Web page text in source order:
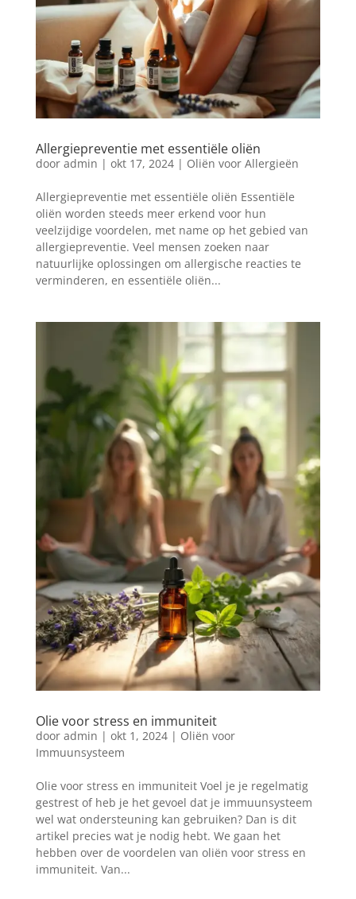
Allergiepreventie met essentiële oliën
door admin | okt 17, 2024| Oliën voor Allergieën
Allergiepreventie met essentiële oliën Essentiële
oliën worden steeds meer erkend voor hun
veelzijdige voordelen, met name op het gebied van
allergiepreventie. Veel mensen zoeken naar
natuurlijke oplossingen om allergische reacties te
verminderen, en essentiële oliën...
Olie voor stress en immuniteit
door admin | okt 1, 2024| Oliën voor
Immuunsysteem
Olie voor stress en immuniteit Voel je je regelmatig
gestrest of heb je het gevoel dat je immuunsysteem
wel wat ondersteuning kan gebruiken? Dan is dit
artikel precies wat je nodig hebt. We gaan het
hebben over de voordelen van oliën voor stress en
immuniteit. Van...